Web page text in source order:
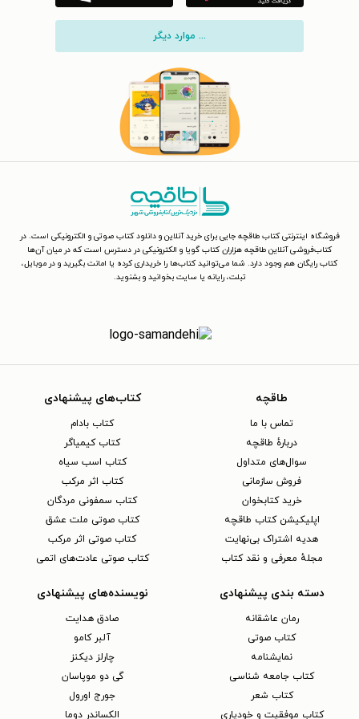
... موارد دیگر
فروشگاه اینترنتی کتاب طاقچه جایی برای خرید آنلاین و دانلود کتاب صوتی و الکترونیکی است. در
کتاب‌فروشی آنلاین طاقچه هزاران کتاب گویا و الکترونیکی در دسترس است که در میان آن‌ها
کتاب رایگان هم وجود دارد. شما می‌توانید کتاب‌ها را خریداری کرده یا امانت بگیرید و در موبایل،
تبلت، رایانه یا سایت بخوانید و بشنوید.
طاقچه
تماس با ما
دربارهٔ طاقچه
سوال‌های متداول
فروش سازمانی
خرید کتابخوان
اپلیکیشن کتاب طاقچه
هدیه اشتراک بی‌نهایت
مجلهٔ معرفی و نقد کتاب
کتاب‌های پیشنهادی
کتاب بادام
کتاب کیمیاگر
کتاب اسب سیاه
کتاب اثر مرکب
کتاب سمفونی مردگان
کتاب صوتی ملت عشق
کتاب صوتی اثر مرکب
کتاب صوتی عادت‌های اتمی
دسته بندی پیشنهادی
رمان عاشقانه
کتاب‌ صوتی
نمایشنامه
کتاب جامعه شناسی
کتاب شعر
کتاب موفقیت و خودیاری
نویسنده‌های پیشنهادی
صادق هدایت
آلبر کامو
چارلز دیکنز
گی دو موپاسان
جورج اورول
الکساندر دوما